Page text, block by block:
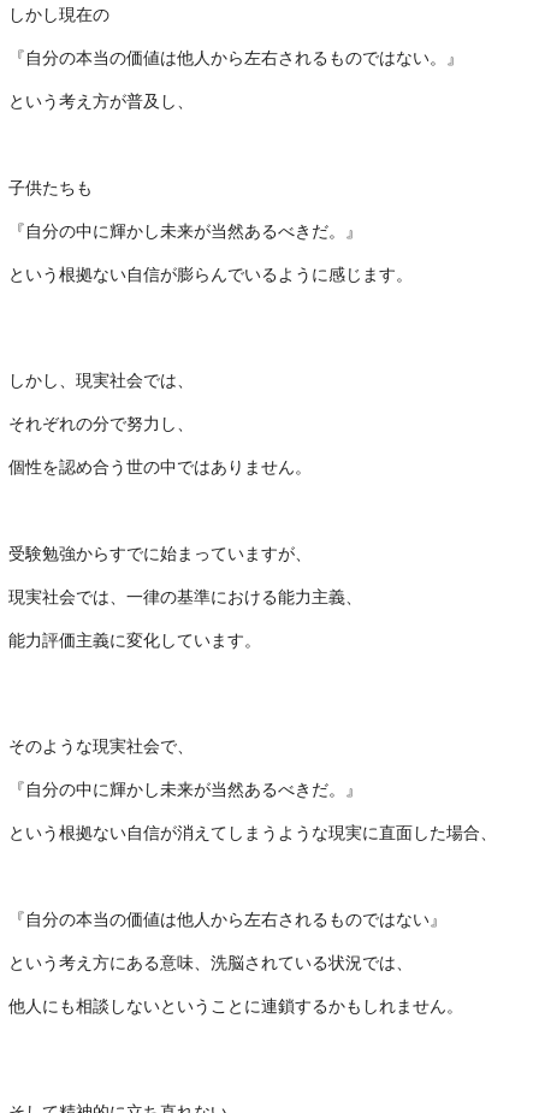
しかし現在の
『自分の本当の価値は他人から左右されるものではない。』
という考え方が普及し、
子供たちも
『自分の中に輝かし未来が当然あるべきだ。』
という根拠ない自信が膨らんでいるように感じます。
しかし、現実社会では、
それぞれの分で努力し、
個性を認め合う世の中ではありません。
受験勉強からすでに始まっていますが、
現実社会では、一律の基準における能力主義、
能力評価主義に変化しています。
そのような現実社会で、
『自分の中に輝かし未来が当然あるべきだ。』
という根拠ない自信が消えてしまうような現実に直面した場合、
『自分の本当の価値は他人から左右されるものではない』
という考え方にある意味、洗脳されている状況では、
他人にも相談しないということに連鎖するかもしれません。